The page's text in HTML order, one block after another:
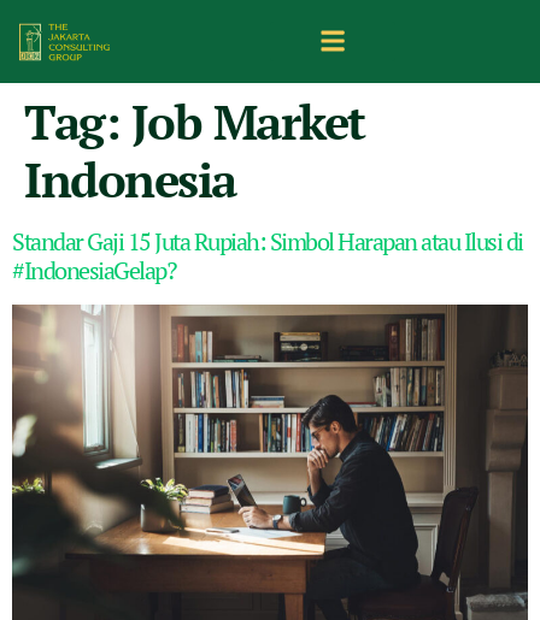
Tag: Job Market
Indonesia
Standar Gaji 15 Juta Rupiah: Simbol Harapan atau Ilusi di
#IndonesiaGelap?